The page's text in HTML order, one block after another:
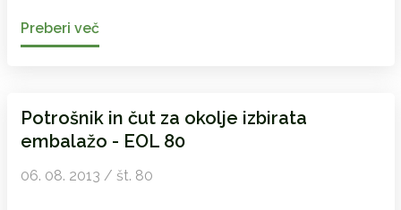
Preberi več
Potrošnik in čut za okolje izbirata
embalažo - EOL 80
06. 08. 2013 / št. 80